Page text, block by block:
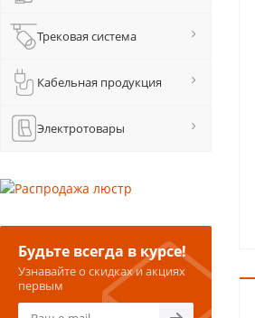
Трековая система
Кабельная продукция
Электротовары
Будьте всегда в курсе!
Узнавайте о скидках и акциях
первым